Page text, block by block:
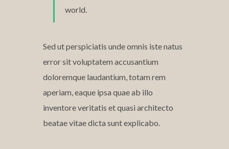
world.
Sed ut perspiciatis unde omnis iste natus
error sit voluptatem accusantium
doloremque laudantium, totam rem
aperiam, eaque ipsa quae ab illo
inventore veritatis et quasi architecto
beatae vitae dicta sunt explicabo.